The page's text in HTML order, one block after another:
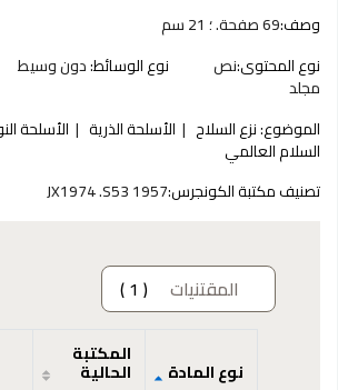
وصف:69 صفحة. ؛ 21 سم
نوع المحتوى:نص‎ نوع الوسائط:دون وسيط‎
مجلد‎
الموضوع:نزع السلاح الأسلحة الذرية الأسلحة
السلام العالمي
تصنيف مكتبة الكونجرس:JX1974 .S53 1957
المقتنيات ( 1 )
نوع المادة
المكتبة
الحالية